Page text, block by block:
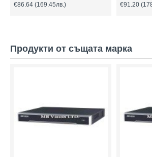
€86.64 (169.45лв.) €91.20
Продукти от същата марка